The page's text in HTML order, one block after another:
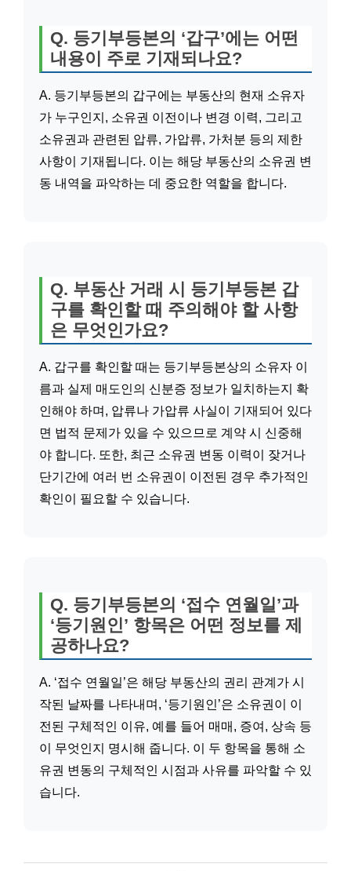
Q. 등기부등본의 ‘갑구’에는 어떤
내용이 주로 기재되나요?
A. 등기부등본의 갑구에는 부동산의 현재 소유자
가 누구인지, 소유권 이전이나 변경 이력, 그리고
소유권과 관련된 압류, 가압류, 가처분 등의 제한
사항이 기재됩니다. 이는 해당 부동산의 소유권 변
동 내역을 파악하는 데 중요한 역할을 합니다.
Q. 부동산 거래 시 등기부등본 갑
구를 확인할 때 주의해야 할 사항
은 무엇인가요?
A. 갑구를 확인할 때는 등기부등본상의 소유자 이
름과 실제 매도인의 신분증 정보가 일치하는지 확
인해야 하며, 압류나 가압류 사실이 기재되어 있다
면 법적 문제가 있을 수 있으므로 계약 시 신중해
야 합니다. 또한, 최근 소유권 변동 이력이 잦거나
단기간에 여러 번 소유권이 이전된 경우 추가적인
확인이 필요할 수 있습니다.
Q. 등기부등본의 ‘접수 연월일’과
‘등기원인’ 항목은 어떤 정보를 제
공하나요?
A. ‘접수 연월일’은 해당 부동산의 권리 관계가 시
작된 날짜를 나타내며, ‘등기원인’은 소유권이 이
전된 구체적인 이유, 예를 들어 매매, 증여, 상속 등
이 무엇인지 명시해 줍니다. 이 두 항목을 통해 소
유권 변동의 구체적인 시점과 사유를 파악할 수 있
습니다.